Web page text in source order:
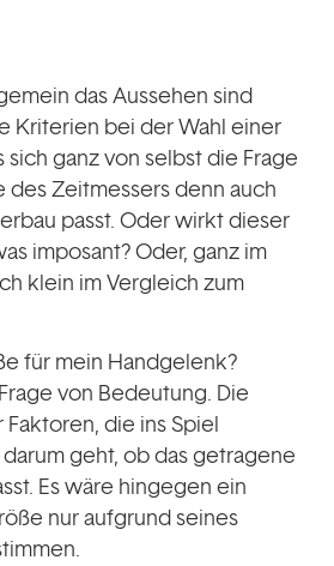
das Aussehen sind
Kriterien bei der Wahl einer
sich ganz von selbst die Frage
Zeitmessers denn auch
passt. Oder wirkt dieser
imposant? Oder, ganz im
klein im Vergleich zum
für mein Handgelenk?
von Bedeutung. Die
die ins Spiel
geht, ob das getragene
Es wäre hingegen ein
nur aufgrund seines